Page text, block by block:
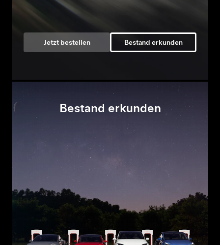
Jetzt bestellen Bestand erkunden
Bestand erkunden